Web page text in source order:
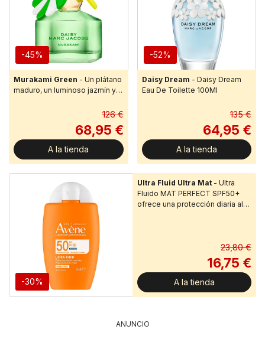
-45%
Murakami Green - Un plátano
maduro, un luminoso jazmín y
126 €
68,95 €
A la tienda
-52%
Daisy Dream - Daisy Dream
Eau De Toilette 100Ml
135 €
64,95 €
A la tienda
-30%
Ultra Fluid Ultra Mat - Ultra
Fluido MAT PERFECT SPF50+
ofrece una protección diaria alta
23,80 €
16,75 €
A la tienda
ANUNCIO